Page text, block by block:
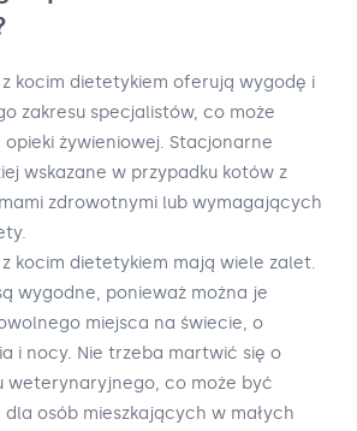
kocim dietetykiem oferują wygodę i
zakresu specjalistów, co może
żywieniowej. Stacjonarne
wskazane w przypadku kotów z
zdrowotnymi lub wymagających
kocim dietetykiem mają wiele zalet.
wygodne, ponieważ można je
miejsca na świecie, o
i nocy. Nie trzeba martwić się o
weterynaryjnego, co może być
osób mieszkających w małych